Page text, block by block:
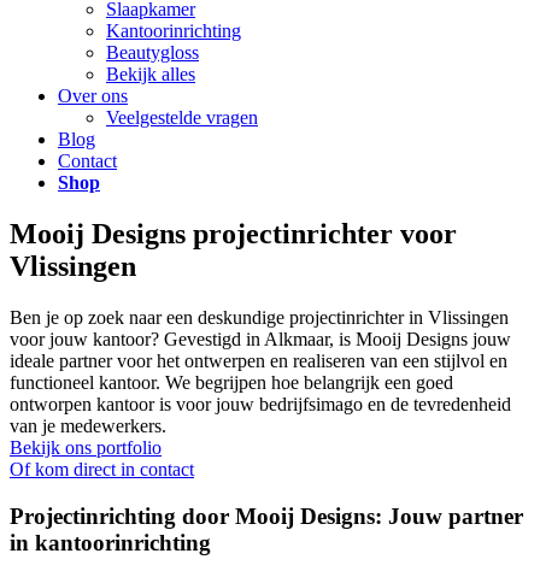
Slaapkamer
Kantoorinrichting
Beautygloss
Bekijk alles
Over ons
Veelgestelde vragen
Blog
Contact
Shop
Mooij Designs projectinrichter voor
Vlissingen
Ben je op zoek naar een deskundige projectinrichter in Vlissingen
voor jouw kantoor? Gevestigd in Alkmaar, is Mooij Designs jouw
ideale partner voor het ontwerpen en realiseren van een stijlvol en
functioneel kantoor. We begrijpen hoe belangrijk een goed
ontworpen kantoor is voor jouw bedrijfsimago en de tevredenheid
van je medewerkers.
Bekijk ons portfolio
Of kom direct in contact
Projectinrichting door Mooij Designs: Jouw partner
in kantoorinrichting